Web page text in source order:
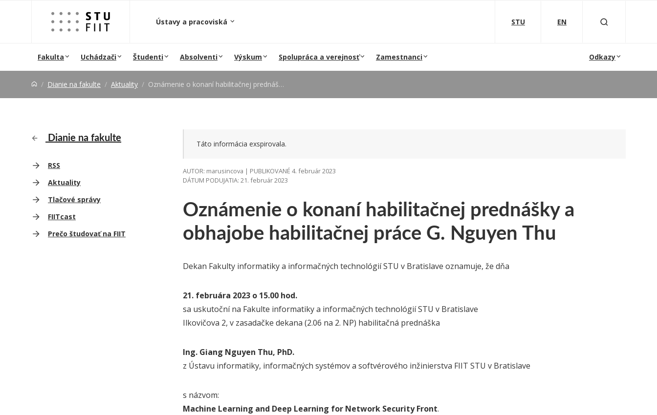
Prejsť na obsah
Ústavy a pracoviská STU EN
Fakulta Uchádzači Študenti Absolventi Výskum Spolupráca a verejnosť Zamestnanci Odkazy
Dianie na fakulte Aktuality Oznámenie o konaní habilitačnej prednášky
Dianie na fakulte
RSS
Aktuality
Tlačové správy
FIITcast
Prečo študovať na FIIT
Oznámenie o konaní habilitačnej prednášky a
obhajobe habilitačnej práce G. Nguyen Thu
Táto informácia exspirovala.
AUTOR: marusincova | PUBLIKOVANÉ 4. február 2023
DÁTUM PODUJATIA: 21. február 2023
Dekan Fakulty informatiky a informačných technológií STU v Bratislave oznamuje, že dňa
21. februára 2023 o 15.00 hod.
sa uskutoční na Fakulte informatiky a informačných technológií STU v Bratislave
Ilkovičova 2, v zasadačke dekana (2.06 na 2. NP) habilitačná prednáška
Ing. Giang Nguyen Thu, PhD.
z Ústavu informatiky, informačných systémov a softvérového inžinierstva FIIT STU v Bratislave
s názvom:
Machine Learning and Deep Learning for Network Security Front.